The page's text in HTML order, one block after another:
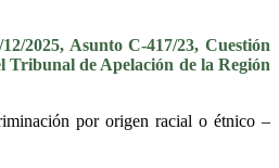
2025, Asunto C-417/23, Cuestión
de Apelación de la Región
por origen racial o étnico –